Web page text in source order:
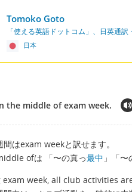
Tomoko Goto
「使える英語ドットコム」、日英通訳
日本
the middle of exam week.
間はexam weekと訳せます。
ofは 「〜の真っ最中 」「
exam week, all club activities